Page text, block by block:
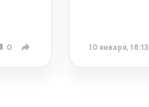
0 10 января, 18:13